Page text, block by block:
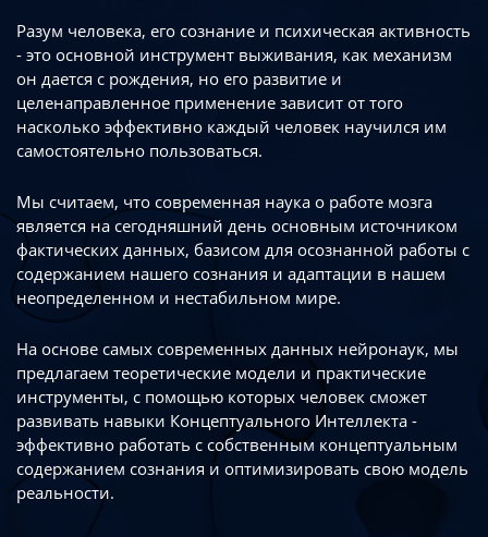
Разум человека, его сознание и психическая активность
- это основной инструмент выживания, как механизм
он дается с рождения, но его развитие и
целенаправленное применение зависит от того
насколько эффективно каждый человек научился им
самостоятельно пользоваться.
Мы считаем, что современная наука о работе мозга
является на сегодняшний день основным источником
фактических данных, базисом для осознанной работы с
содержанием нашего сознания и адаптации в нашем
неопределенном и нестабильном мире.
На основе самых современных данных нейронаук, мы
предлагаем теоретические модели и практические
инструменты, с помощью которых человек сможет
развивать навыки Концептуального Интеллекта -
эффективно работать с собственным концептуальным
содержанием сознания и оптимизировать свою модель
реальности.